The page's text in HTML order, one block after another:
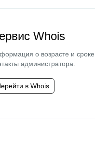
Whois
о возрасте и
администратора.
в Whois